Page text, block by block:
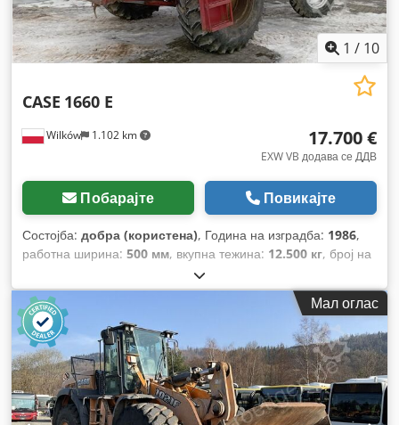
1 / 10
Wilków 1.102 km
CASE 1660 E
17.700 €
EXW VB додава се ДДВ
Побарајте Повикајте
Состојба: добра (користена), Година на изградба: 1986,
работна ширина: 500 мм, вкупна тежина: 12.500 кг, број на
Мал оглас